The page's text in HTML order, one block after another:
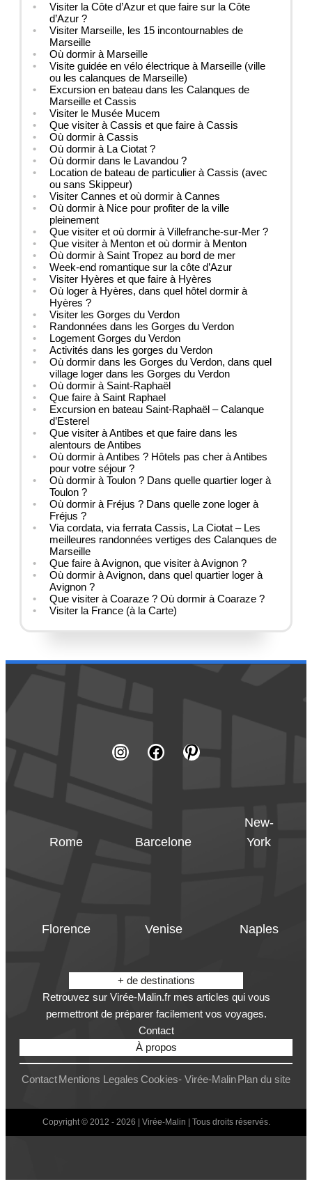
Visiter la Côte d’Azur et que faire sur la Côte
d’Azur ?
Visiter Marseille, les 15 incontournables de
Marseille
Où dormir à Marseille
Visite guidée en vélo électrique à Marseille (ville
ou les calanques de Marseille)
Excursion en bateau dans les Calanques de
Marseille et Cassis
Visiter le Musée Mucem
Que visiter à Cassis et que faire à Cassis
Où dormir à Cassis
Où dormir à La Ciotat ?
Où dormir dans le Lavandou ?
Location de bateau de particulier à Cassis (avec
ou sans Skippeur)
Visiter Cannes et où dormir à Cannes
Où dormir à Nice pour profiter de la ville
pleinement
Que visiter et où dormir à Villefranche-sur-Mer ?
Que visiter à Menton et où dormir à Menton
Où dormir à Saint Tropez au bord de mer
Week-end romantique sur la côte d’Azur
Visiter Hyères et que faire à Hyères
Où loger à Hyères, dans quel hôtel dormir à
Hyères ?
Visiter les Gorges du Verdon
Randonnées dans les Gorges du Verdon
Logement Gorges du Verdon
Activités dans les gorges du Verdon
Où dormir dans les Gorges du Verdon, dans quel
village loger dans les Gorges du Verdon
Où dormir à Saint-Raphaël
Que faire à Saint Raphael
Excursion en bateau Saint-Raphaël – Calanque
d’Esterel
Que visiter à Antibes et que faire dans les
alentours de Antibes
Où dormir à Antibes ? Hôtels pas cher à Antibes
pour votre séjour ?
Où dormir à Toulon ? Dans quelle quartier loger à
Toulon ?
Où dormir à Fréjus ? Dans quelle zone loger à
Fréjus ?
Via cordata, via ferrata Cassis, La Ciotat – Les
meilleures randonnées vertiges des Calanques de
Marseille
Que faire à Avignon, que visiter à Avignon ?
Où dormir à Avignon, dans quel quartier loger à
Avignon ?
Que visiter à Coaraze ? Où dormir à Coaraze ?
Visiter la France (à la Carte)
Rome Barcelone
New-
York
Florence Venise Naples
+ de destinations
Retrouvez sur Virée-Malin.fr mes articles qui vous
permettront de préparer facilement vos voyages.
Contact
À propos
Contact Mentions Legales Cookies- Virée-MalinPlan du site
Copyright © 2012 - 2026 | Virée-Malin | Tous droits réservés.